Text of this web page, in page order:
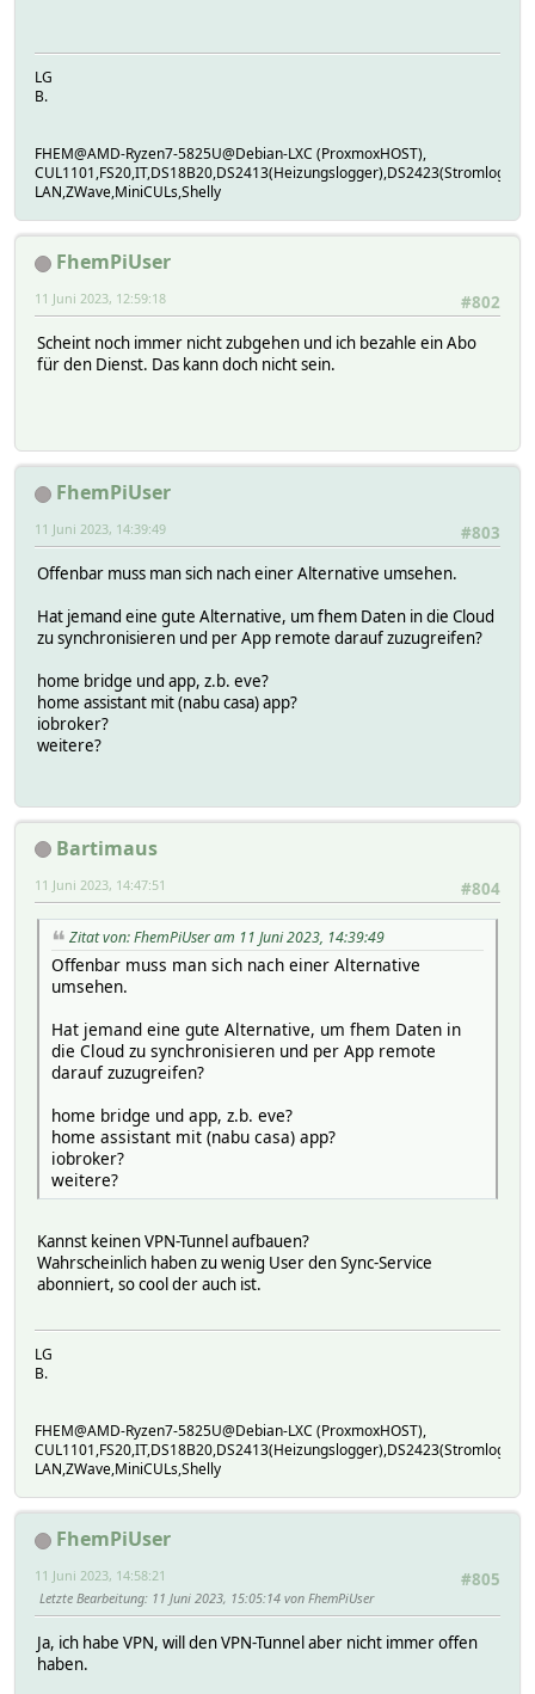
LG
B.
FHEM@AMD-Ryzen7-5825U@Debian-LXC (ProxmoxHOST),
LAN,ZWave,MiniCULs,Shelly
FhemPiUser
#802
11 Juni 2023, 12:59:18
Scheint noch immer nicht zubgehen und ich bezahle ein Abo
für den Dienst. Das kann doch nicht sein.
FhemPiUser
#803
11 Juni 2023, 14:39:49
Offenbar muss man sich nach einer Alternative umsehen.
Hat jemand eine gute Alternative, um fhem Daten in die Cloud
zu synchronisieren und per App remote darauf zuzugreifen?
home bridge und app, z.b. eve?
home assistant mit (nabu casa) app?
iobroker?
weitere?
Bartimaus
#804
11 Juni 2023, 14:47:51
Zitat von: FhemPiUser am 11 Juni 2023, 14:39:49
Offenbar muss man sich nach einer Alternative
umsehen.
Hat jemand eine gute Alternative, um fhem Daten in
die Cloud zu synchronisieren und per App remote
darauf zuzugreifen?
home bridge und app, z.b. eve?
home assistant mit (nabu casa) app?
iobroker?
weitere?
Kannst keinen VPN-Tunnel aufbauen?
Wahrscheinlich haben zu wenig User den Sync-Service
abonniert, so cool der auch ist.
LG
B.
FHEM@AMD-Ryzen7-5825U@Debian-LXC (ProxmoxHOST),
LAN,ZWave,MiniCULs,Shelly
FhemPiUser
#805
11 Juni 2023, 14:58:21
Letzte Bearbeitung: 11 Juni 2023, 15:05:14 von FhemPiUser
Ja, ich habe VPN, will den VPN-Tunnel aber nicht immer offen
haben.